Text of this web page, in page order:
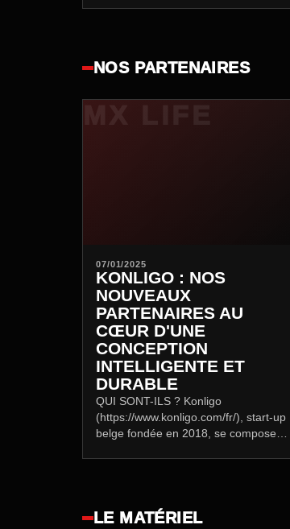
NOS PARTENAIRES
07/01/2025
KONLIGO : NOS
NOUVEAUX
PARTENAIRES AU
CŒUR D'UNE
CONCEPTION
INTELLIGENTE ET
DURABLE
QUI SONT-ILS ? Konligo
(https://www.konligo.com/fr/), start-up
belge fondée en 2018, se compose
LE MATÉRIEL